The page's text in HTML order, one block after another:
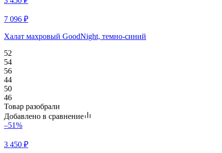
7 096 ₽
Халат махровый GoodNight, темно-синий
52
54
56
44
50
46
Товар разобрали
Добавлено в сравнение
–51%
3 450 ₽